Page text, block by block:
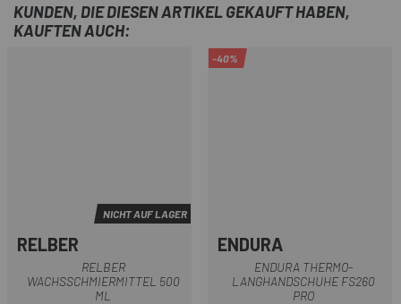
KUNDEN, DIE DIESEN ARTIKEL GEKAUFT HABEN,
KAUFTEN AUCH:
NICHT AUF LAGER
RELBER
RELBER
WACHSSCHMIERMITTEL 500
ML
-40%
ENDURA
ENDURA THERMO-
LANGHANDSCHUHE FS260
PRO